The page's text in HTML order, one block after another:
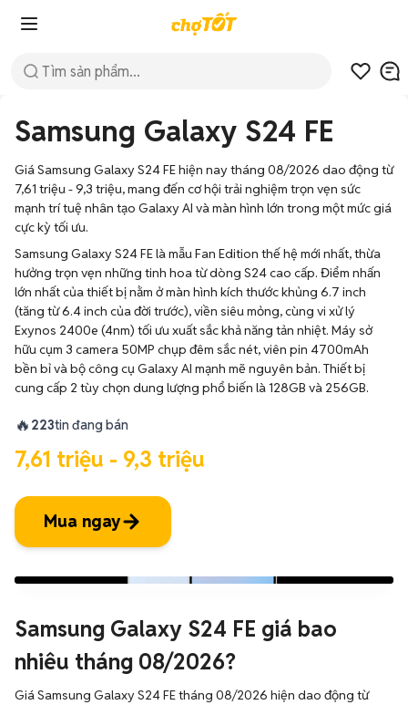
Samsung Galaxy S24 FE
Giá Samsung Galaxy S24 FE hiện nay tháng 08/2026 dao động từ
7,61 triệu - 9,3 triệu, mang đến cơ hội trải nghiệm trọn vẹn sức
mạnh trí tuệ nhân tạo Galaxy AI và màn hình lớn trong một mức giá
cực kỳ tối ưu.
Samsung Galaxy S24 FE là mẫu Fan Edition thế hệ mới nhất, thừa
hưởng trọn vẹn những tinh hoa từ dòng S24 cao cấp. Điểm nhấn
lớn nhất của thiết bị nằm ở màn hình kích thước khủng 6.7 inch
(tăng từ 6.4 inch của đời trước), viền siêu mỏng, cùng vi xử lý
Exynos 2400e (4nm) tối ưu xuất sắc khả năng tản nhiệt. Máy sở
hữu cụm 3 camera 50MP chụp đêm sắc nét, viên pin 4700mAh
bền bỉ và bộ công cụ Galaxy AI mạnh mẽ nguyên bản. Thiết bị
cung cấp 2 tùy chọn dung lượng phổ biến là 128GB và 256GB.
🔥 223tin đang bán
7,61 triệu - 9,3 triệu
Mua ngay
Samsung Galaxy S24 FE giá bao
nhiêu tháng 08/2026?
Giá Samsung Galaxy S24 FE tháng 08/2026 hiện dao động từ